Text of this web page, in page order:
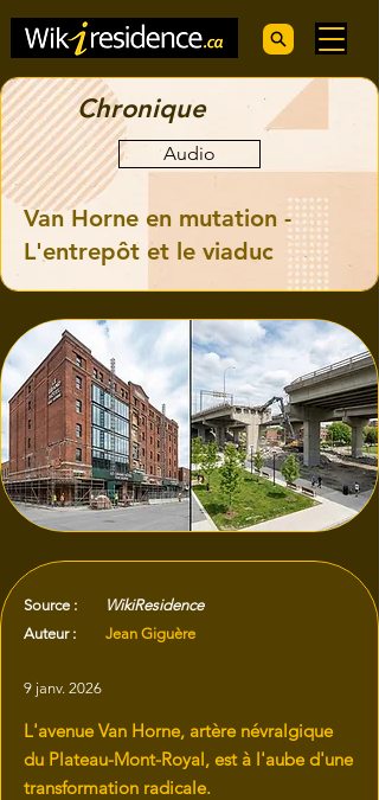
Chronique
Audio
Van Horne en mutation -
L'entrepôt et le viaduc
Source :
WikiResidence
Auteur :
Jean Giguère
9 janv. 2026
L'avenue Van Horne, artère névralgique
du Plateau-Mont-Royal, est à l'aube d'une
transformation radicale.